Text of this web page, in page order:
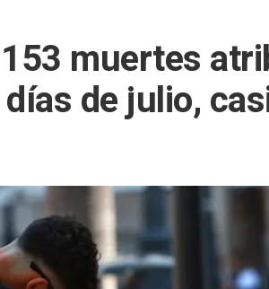
muertes
de julio,